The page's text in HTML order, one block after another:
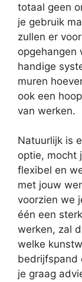
totaal geen
je gebruik
zullen er
opgehangen
handige
muren
ook een
van werken.
Natuurlijk is
optie, mocht
flexibel en
met jouw
voorzien we
één een
werken, zal
welke
bedrijfspand
je graag